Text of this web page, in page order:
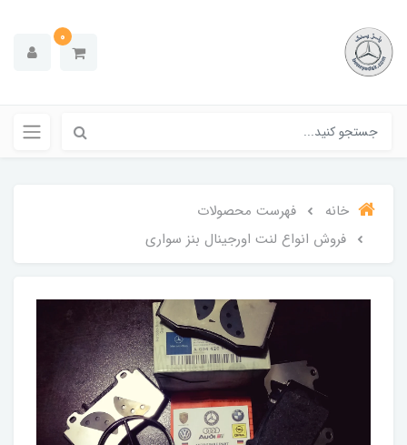
0
خانه
فهرست محصولات
فروش انواع لنت اورجینال بنز سواری